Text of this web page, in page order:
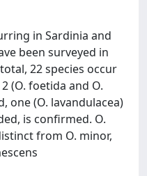
in Sardinia and
been surveyed in
22 species occur
(O. foetida and O.
one (O. lavandulacea)
is confirmed. O.
from O. minor,